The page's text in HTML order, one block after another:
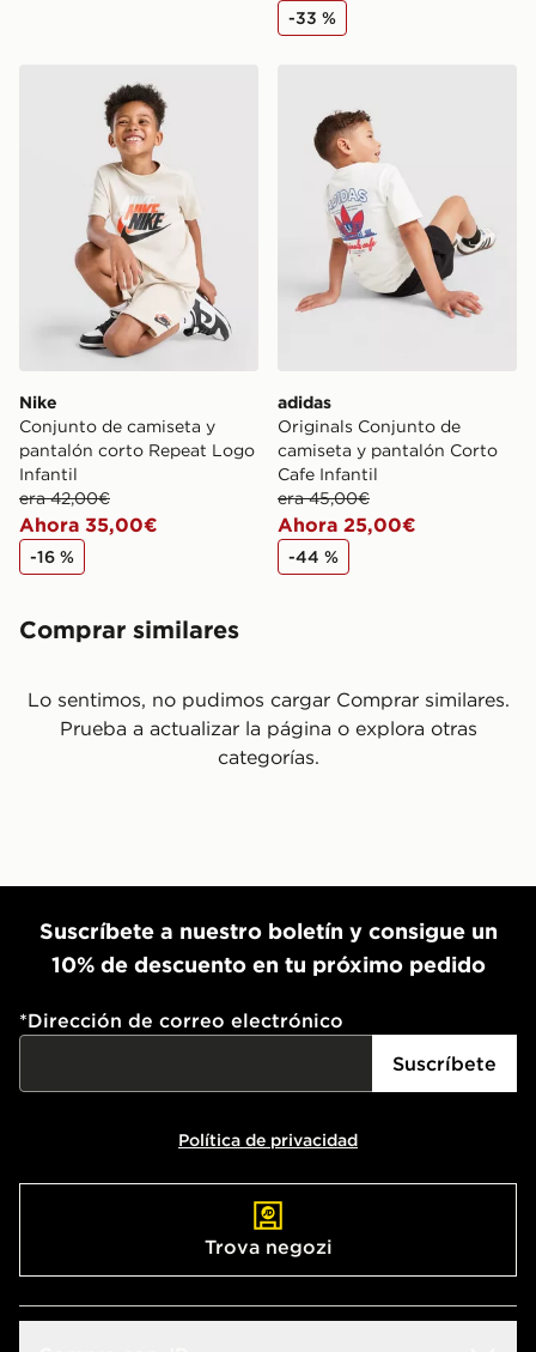
-33 %
Nike Conjunto de camiseta y pantalón corto Repeat
Nike
Conjunto de camiseta y
pantalón corto Repeat Logo
Infantil
era 42,00€
Ahora 35,00€
-16 %
adidas
Originals Conjunto de
camiseta y pantalón Corto
Cafe Infantil
era 45,00€
Ahora 25,00€
-44 %
Comprar similares
Lo sentimos, no pudimos cargar Comprar similares.
Prueba a actualizar la página o explora otras
categorías.
Suscríbete a nuestro boletín y consigue un
10% de descuento en tu próximo pedido
*Dirección de correo electrónico
Suscríbete
Política de privacidad
Trova negozi